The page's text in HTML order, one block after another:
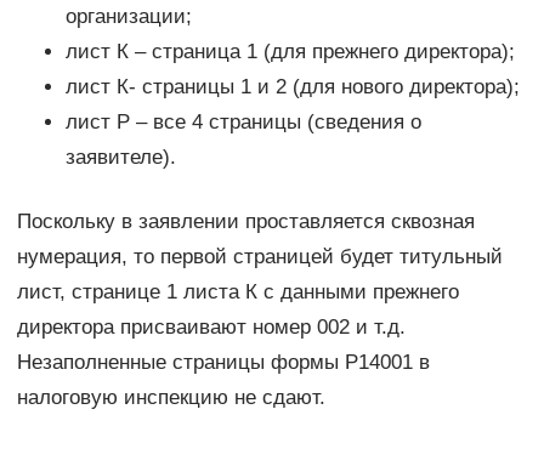
организации;
лист К – страница 1 (для прежнего директора);
лист К- страницы 1 и 2 (для нового директора);
лист Р – все 4 страницы (сведения о
заявителе).
Поскольку в заявлении проставляется сквозная
нумерация, то первой страницей будет титульный
лист, странице 1 листа К с данными прежнего
директора присваивают номер 002 и т.д.
Незаполненные страницы формы Р14001 в
налоговую инспекцию не сдают.